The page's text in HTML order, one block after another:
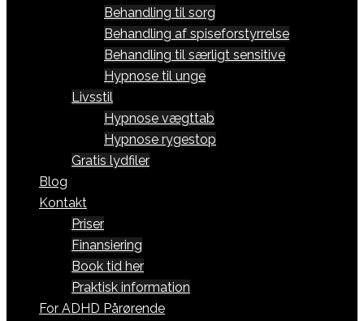
Behandling til sorg
Behandling af spiseforstyrrelse
Behandling til særligt sensitive
Hypnose til unge
Livsstil
Hypnose vægttab
Hypnose rygestop
Gratis lydfiler
Blog
Kontakt
Priser
Finansiering
Book tid her
Praktisk information
For ADHD Pårørende